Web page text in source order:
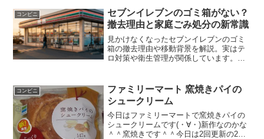
コンビニ
セブンイレブンのゴミ箱がない？
撤去理由と家庭ごみ処分の新常識
見かけなくなったセブンイレブンのゴミ
箱の撤去理由や移動背景を解説。実はテ
ロ対策や衛生管理が関係しています。家
介。セブンイレブンのゴミ箱に関する正
しい知識とリサイクルの新常識を今すぐ
チェック！
コンビニ
ファミリーマート 窯焼きパイの
シュークリーム
今日はファミリーマートで窯焼きパイの
シュークリームです(・∀・)新作なのかな
＾＾窯焼きです＾＾今日は2回更新の2回